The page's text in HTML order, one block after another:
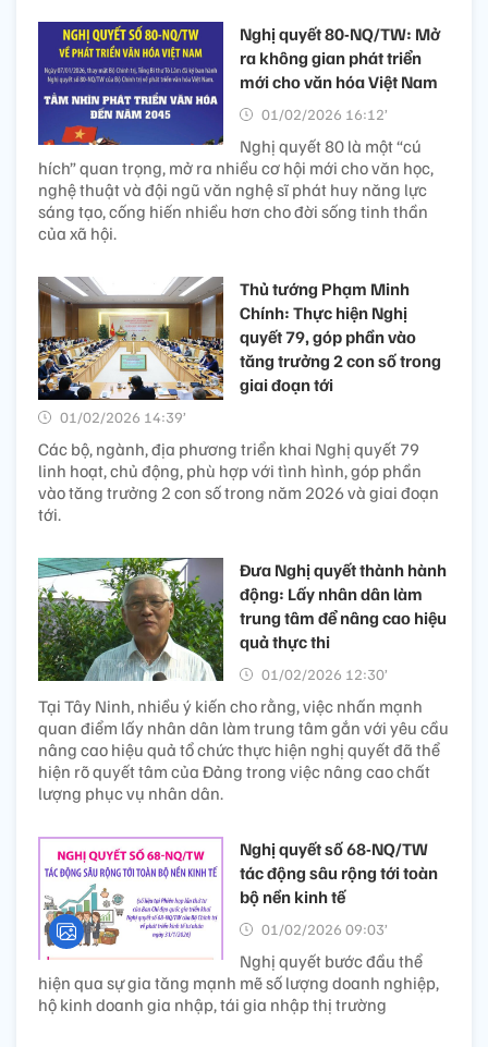
Nghị quyết 80-NQ/TW: Mở
ra không gian phát triển
mới cho văn hóa Việt Nam
01/02/2026 16:12’
Nghị quyết 80 là một “cú
hích” quan trọng, mở ra nhiều cơ hội mới cho văn học,
nghệ thuật và đội ngũ văn nghệ sĩ phát huy năng lực
sáng tạo, cống hiến nhiều hơn cho đời sống tinh thần
của xã hội.
Thủ tướng Phạm Minh
Chính: Thực hiện Nghị
quyết 79, góp phần vào
tăng trưởng 2 con số trong
giai đoạn tới
01/02/2026 14:39’
Các bộ, ngành, địa phương triển khai Nghị quyết 79
linh hoạt, chủ động, phù hợp với tình hình, góp phần
vào tăng trưởng 2 con số trong năm 2026 và giai đoạn
tới.
Đưa Nghị quyết thành hành
động: Lấy nhân dân làm
trung tâm để nâng cao hiệu
quả thực thi
01/02/2026 12:30’
Tại Tây Ninh, nhiều ý kiến cho rằng, việc nhấn mạnh
quan điểm lấy nhân dân làm trung tâm gắn với yêu cầu
nâng cao hiệu quả tổ chức thực hiện nghị quyết đã thể
hiện rõ quyết tâm của Đảng trong việc nâng cao chất
lượng phục vụ nhân dân.
Nghị quyết số 68-NQ/TW
tác động sâu rộng tới toàn
bộ nền kinh tế
01/02/2026 09:03’
Nghị quyết bước đầu thể
hiện qua sự gia tăng mạnh mẽ số lượng doanh nghiệp,
hộ kinh doanh gia nhập, tái gia nhập thị trường